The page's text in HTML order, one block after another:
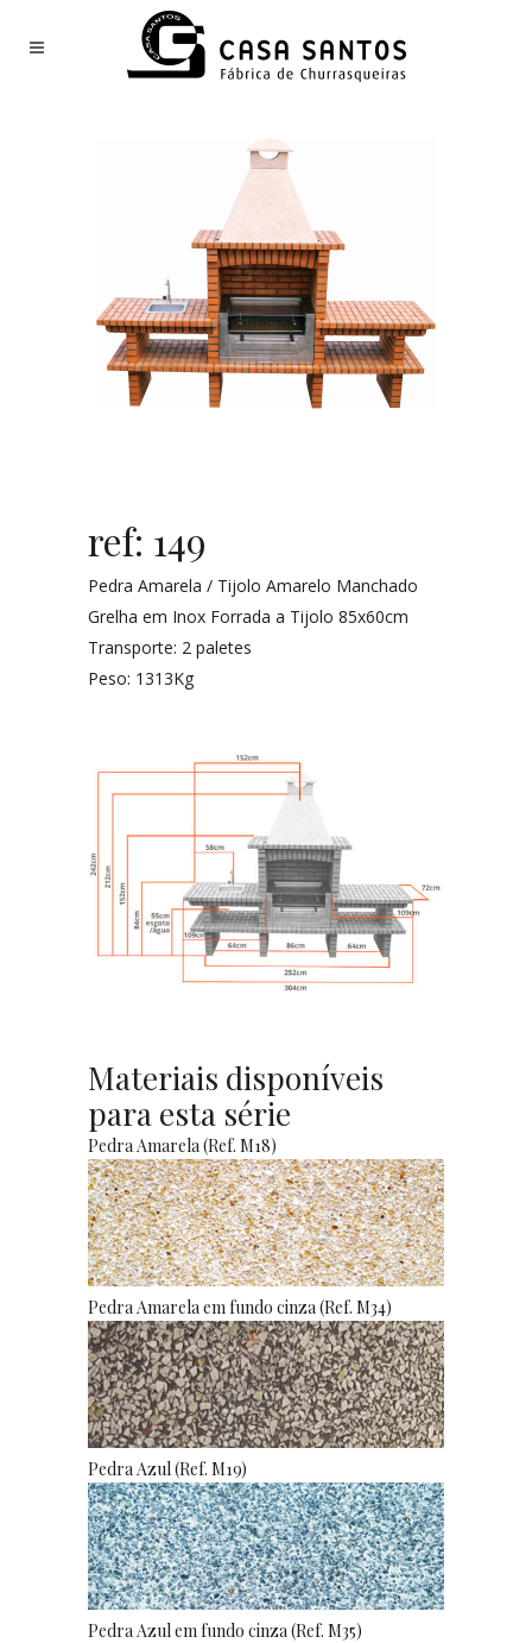
ref: 149
Pedra Amarela / Tijolo Amarelo Manchado
Grelha em Inox Forrada a Tijolo 85x60cm
Transporte: 2 paletes
Peso: 1313Kg
Materiais disponíveis
para esta série
Pedra Amarela (Ref. M18)
Pedra Amarela em fundo cinza (Ref. M34)
Pedra Azul (Ref. M19)
Pedra Azul em fundo cinza (Ref. M35)